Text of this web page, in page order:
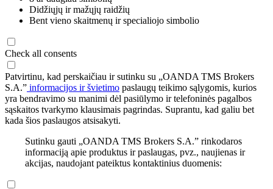
Didžiųjų ir mažųjų raidžių
Bent vieno skaitmenų ir specialiojo simbolio
Check all consents
Patvirtinu, kad perskaičiau ir sutinku su „OANDA TMS Brokers
S.A.” informacijos ir švietimo paslaugų teikimo sąlygomis, kurios
yra bendravimo su manimi dėl pasiūlymo ir telefoninės pagalbos
sąskaitos tvarkymo klausimais pagrindas. Suprantu, kad galiu bet
kada šios paslaugos atsisakyti.
Sutinku gauti „OANDA TMS Brokers S.A.” rinkodaros
informaciją apie produktus ir paslaugas, pvz., naujienas ir
akcijas, naudojant pateiktus kontaktinius duomenis: